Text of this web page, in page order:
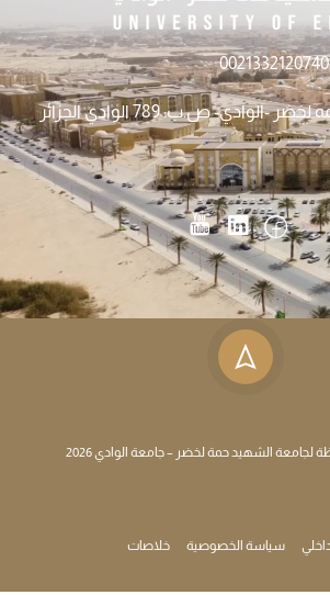
ص.ب: 789 الوادي الجزائر
الشهيد حمة لخضر – جامعة الوادي 2026
سياسة الخصوصية خلاصات